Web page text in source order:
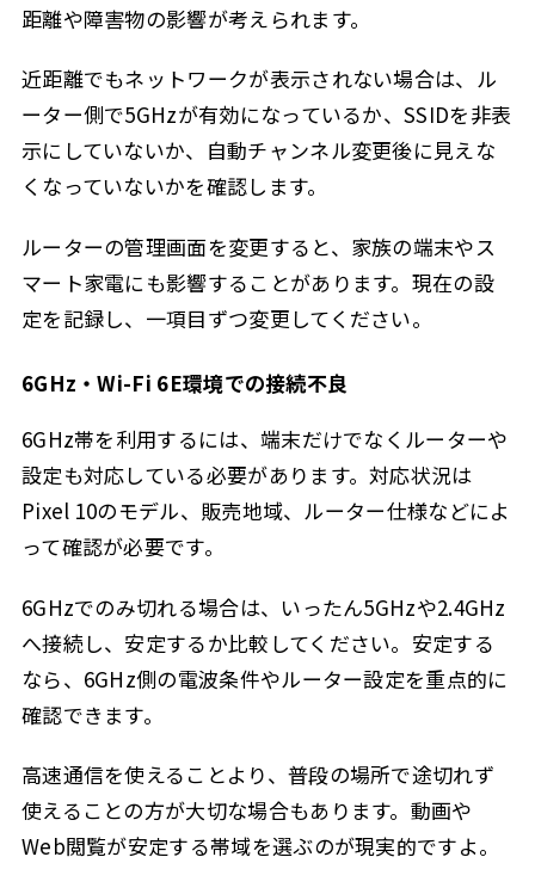
距離や障害物の影響が考えられます。
近距離でもネットワークが表示されない場合は、ル
ーター側で5GHzが有効になっているか、SSIDを非表
示にしていないか、自動チャンネル変更後に見えな
くなっていないかを確認します。
ルーターの管理画面を変更すると、家族の端末やス
マート家電にも影響することがあります。現在の設
定を記録し、一項目ずつ変更してください。
6GHz・Wi-Fi 6E環境での接続不良
6GHz帯を利用するには、端末だけでなくルーターや
設定も対応している必要があります。対応状況は
Pixel 10のモデル、販売地域、ルーター仕様などによ
って確認が必要です。
6GHzでのみ切れる場合は、いったん5GHzや2.4GHz
へ接続し、安定するか比較してください。安定する
なら、6GHz側の電波条件やルーター設定を重点的に
確認できます。
高速通信を使えることより、普段の場所で途切れず
使えることの方が大切な場合もあります。動画や
Web閲覧が安定する帯域を選ぶのが現実的ですよ。